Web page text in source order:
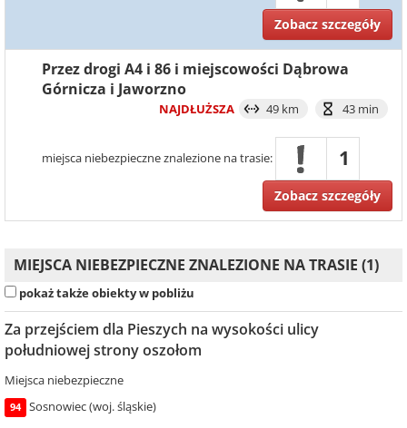
Zobacz szczegóły
Przez drogi A4 i 86 i miejscowości Dąbrowa
Górnicza i Jaworzno
NAJDŁUŻSZA 49 km 43 min
miejsca niebezpieczne znalezione na trasie: 1
Zobacz szczegóły
MIEJSCA NIEBEZPIECZNE ZNALEZIONE NA TRASIE (1)
pokaż także obiekty w pobliżu
Za przejściem dla Pieszych na wysokości ulicy
południowej strony oszołom
Miejsca niebezpieczne
94 Sosnowiec (woj. śląskie)